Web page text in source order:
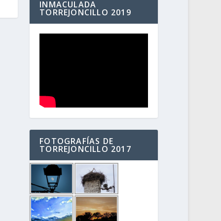
INMACULADA
TORREJONCILLO 2019
FOTOGRAFÍAS DE
TORREJONCILLO 2017